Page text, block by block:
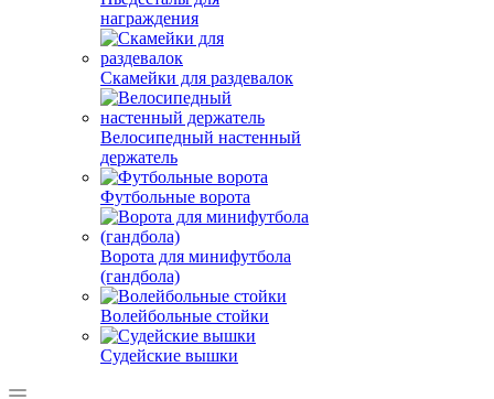
награждения
Скамейки для раздевалок
Велосипедный настенный
держатель
Футбольные ворота
Ворота для минифутбола
(гандбола)
Волейбольные стойки
Судейские вышки